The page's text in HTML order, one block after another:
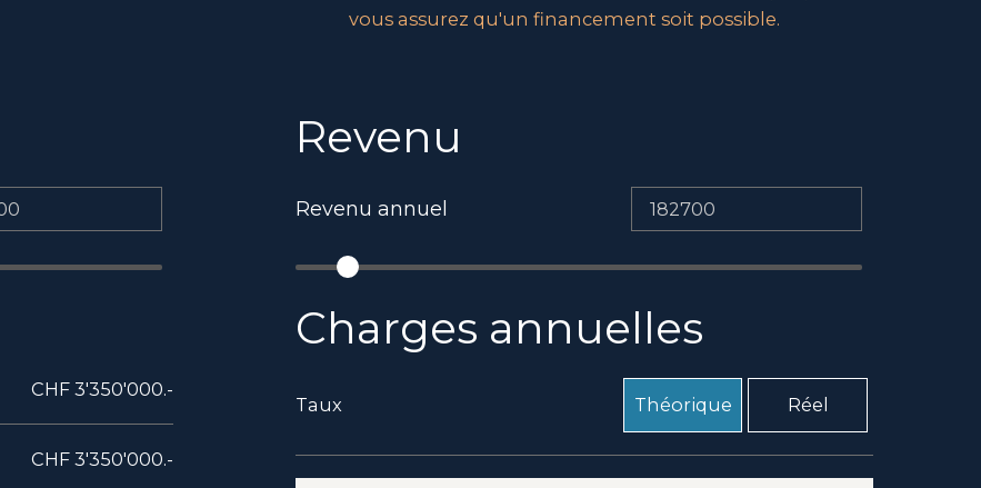
CHF 3'350'000.-
CHF 3'350'000.-
vous assurez qu'un financement soit possible.
Revenu
Revenu annuel
Charges annuelles
Taux Théorique Réel